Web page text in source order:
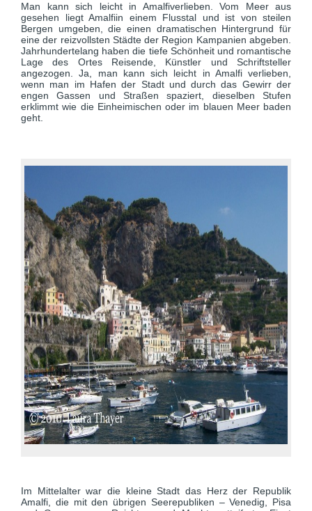
Man kann sich leicht in Amalfiverlieben. Vom Meer aus
gesehen liegt Amalfiin einem Flusstal und ist von steilen
Bergen umgeben, die einen dramatischen Hintergrund für
eine der reizvollsten Städte der Region Kampanien abgeben.
Jahrhundertelang haben die tiefe Schönheit und romantische
Lage des Ortes Reisende, Künstler und Schriftsteller
angezogen. Ja, man kann sich leicht in Amalfi verlieben,
wenn man im Hafen der Stadt und durch das Gewirr der
engen Gassen und Straßen spaziert, dieselben Stufen
erklimmt wie die Einheimischen oder im blauen Meer baden
geht.
Im Mittelalter war die kleine Stadt das Herz der Republik
Amalfi, die mit den übrigen Seerepubliken – Venedig, Pisa